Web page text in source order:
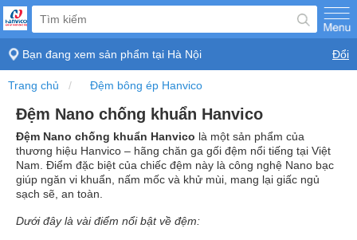
Bạn đang xem sản phẩm tại Hà Nội Đổi
Trang chủ Đệm bông ép Hanvico
Đệm Nano chống khuẩn Hanvico
Đệm Nano chống khuẩn Hanvico là một sản phẩm của
thương hiệu Hanvico – hãng chăn ga gối đệm nổi tiếng tại Việt
Nam. Điểm đặc biệt của chiếc đệm này là công nghệ Nano bạc
giúp ngăn vi khuẩn, nấm mốc và khử mùi, mang lại giấc ngủ
sạch sẽ, an toàn.
Dưới đây là vài điểm nổi bật về đệm: